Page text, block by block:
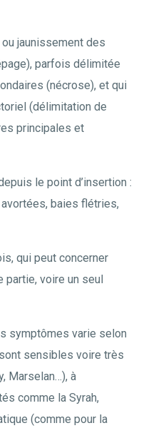
jaunissement des
parfois délimitée
(nécrose), et qui
(délimitation de
principales et
le point d’insertion :
baies flétries,
qui peut concerner
partie, voire un seul
symptômes varie selon
sensibles voire très
Marselan…), à
comme la Syrah,
(comme pour la